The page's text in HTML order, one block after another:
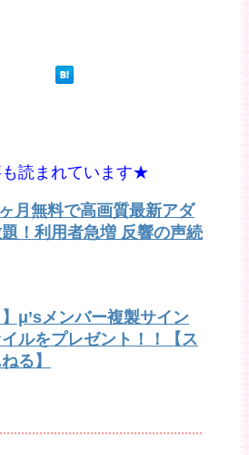
読まれています★
月無料で高画質最新アダ
！利用者急増 反響の声続
】μ’sメンバー複製サイン
ルをプレゼント！！【ス
る】